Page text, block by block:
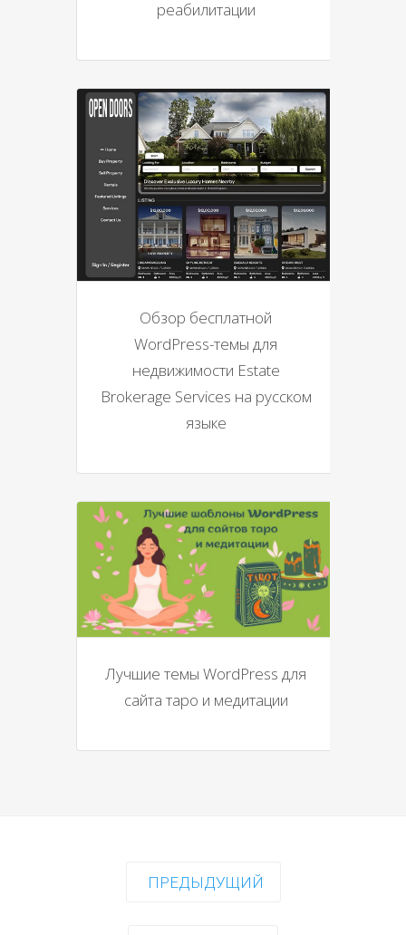
реабилитации
Обзор бесплатной
WordPress-темы для
недвижимости Estate
Brokerage Services на русском
языке
Лучшие темы WordPress для
сайта таро и медитации
ПРЕДЫДУЩИЙ